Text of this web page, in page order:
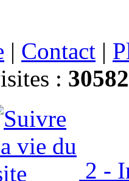
| Contact |
:
2 -